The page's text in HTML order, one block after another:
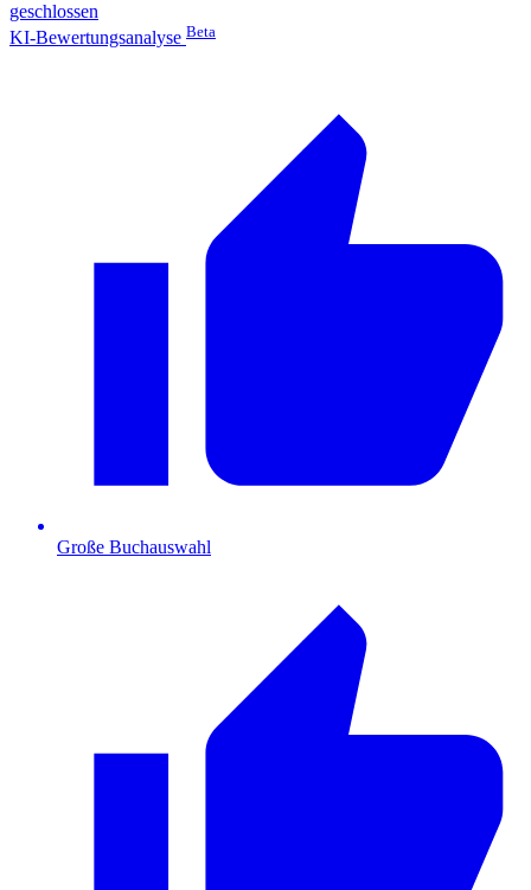
geschlossen
KI-Bewertungsanalyse Beta
Große Buchauswahl